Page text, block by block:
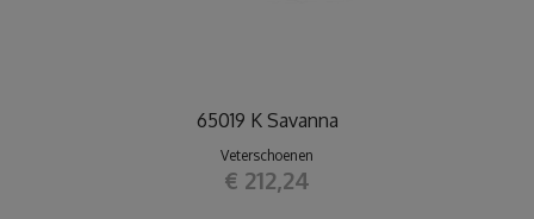
65019 K Savanna
Veterschoenen
€ 212,24